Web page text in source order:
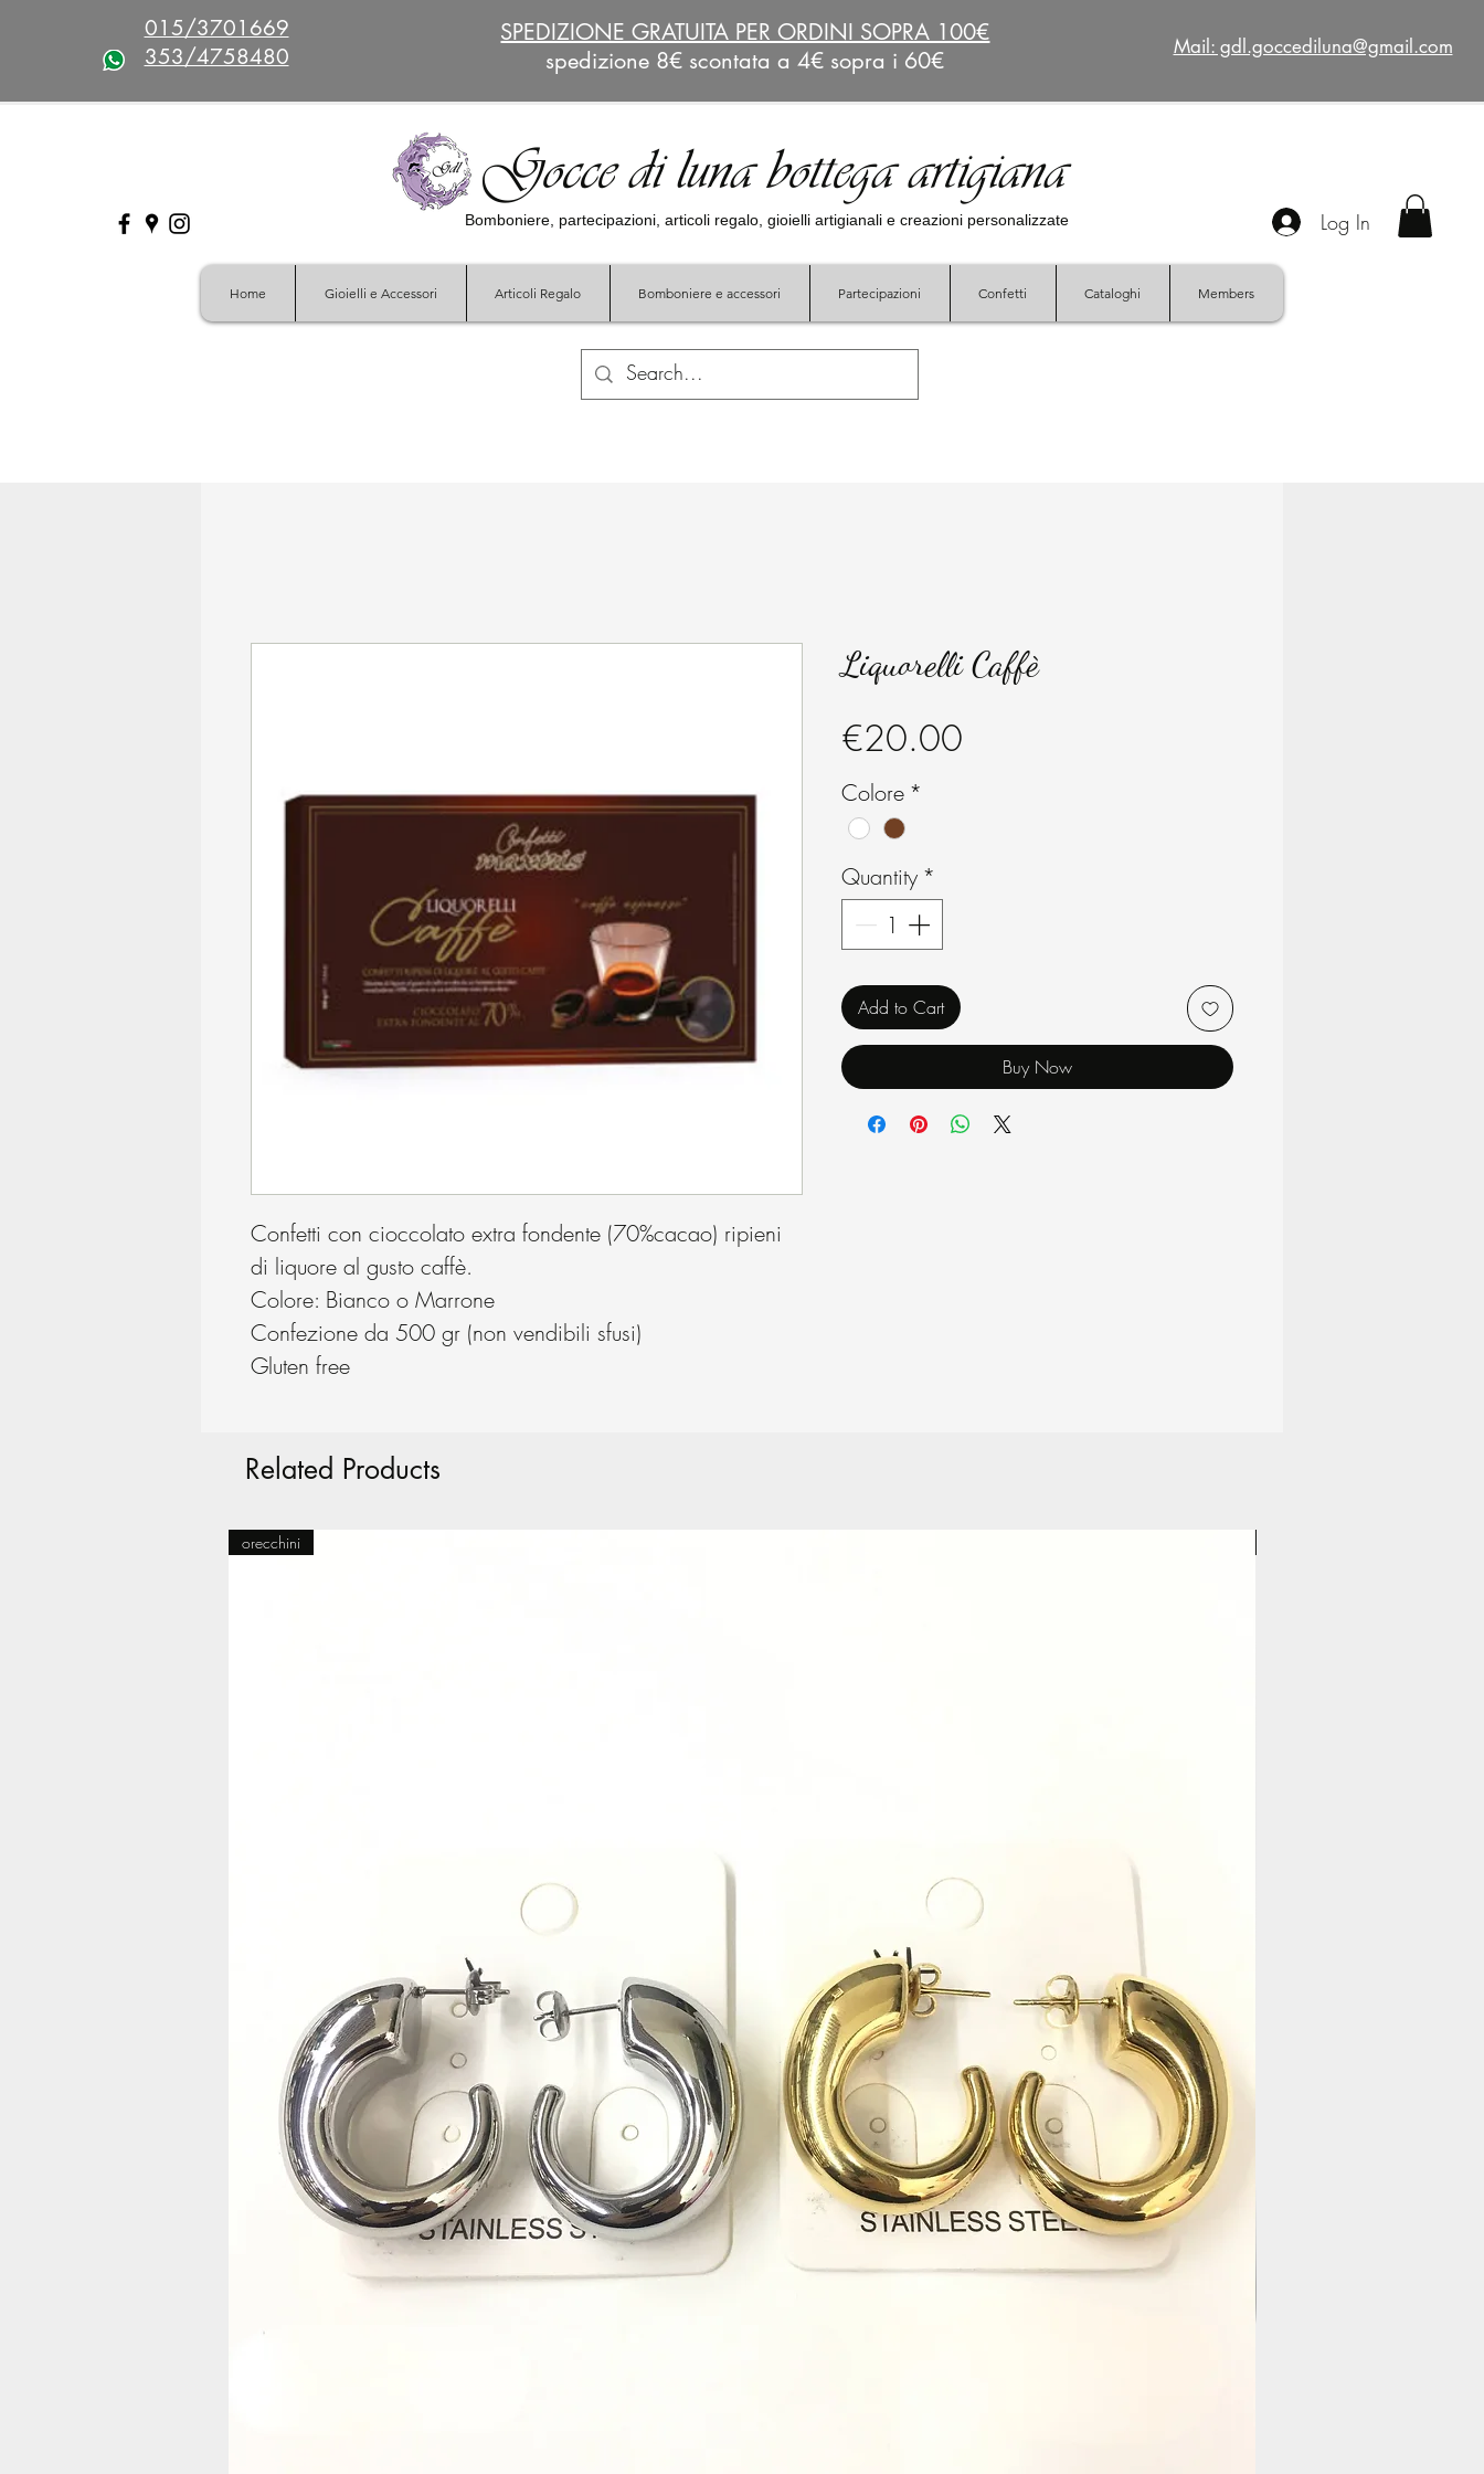
015/3701669
353/4758480
SPEDIZIONE GRATUITA PER ORDINI SOPRA 100€
spedizione 8€ scontata a 4€ sopra i 60€
Mail: gdl.goccediluna@gmail.com
Gocce di luna bottega artigiana
Bomboniere, partecipazioni, articoli regalo, gioielli artigianali e creazioni personalizzate
Home Gioielli e Accessori Articoli Regalo Bomboniere e accessori Partecipazioni Confetti Cataloghi Members
Log In
Confetti con cioccolato extra fondente (70%cacao) ripieni
di liquore al gusto caffè.
Colore: Bianco o Marrone
Confezione da 500 gr (non vendibili sfusi)
Gluten free
Liquorelli Caffè
€20.00
Colore *
Quantity *
Add to Cart
Buy Now
Related Products
orecchini